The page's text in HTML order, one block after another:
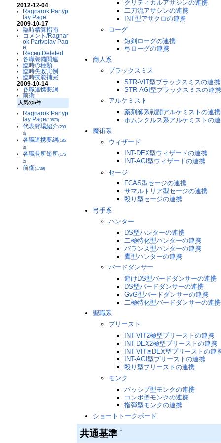
2012-12-04
Ragnarok Partyp
lay Page
2009-10-17
臨時精算指南
コメント/Ragnar
ok Partyplay Pag
e
RecentDeleted
各職装備関連
臨時の種類
臨時失敗実例
臨時技能補完
2009-10-14
各職連携要綱
前衛
人気の5件
Ragnarok Partyp
lay Page(13570)
代表狩場紹介(293
3)
各職連携要綱(185
3)
各職長所短所(175
2)
前衛(1739)
クリティカルアサシンの連携
二刀流アサシンの連携
INT型アサクロの連携
ローグ
短剣ローグの連携
弓ローグの連携
商人系
ブラックスミス
STR-VIT型ブラックスミスの連携
STR-AGI型ブラックスミスの連携
アルケミスト
薬剤師系戦闘アルケミストの連携
ホムンクルス系アルケミストの
魔術系
ウィザード
INT-DEX型ウィザードの連携
INT-AGI型ウィザードの連携
セージ
FCAS型セージの連携
サマルトリア型セージの連携
殴り型セージの連携
弓手系
ハンター
DS型ハンターの連携
二極特化型ハンターの連携
バランス型ハンターの連携
鷹型ハンターの連携
バードダンサー
避けDS型バードダンサーの連携
DS型バードダンサーの連携
GvG型バードダンサーの連携
二極特化型バードダンサーの連携
聖職系
プリースト
INT-VIT2極型プリーストの連携
INT-DEX2極型プリーストの連携
INT-VIT≧DEX型プリーストの連
INT-AGI型プリーストの連携
殴り型プリーストの連携
モンク
パッシブ型モンクの連携
コンボ型モンクの連携
指弾型モンクの連携
ショートトークボード
共通基準†